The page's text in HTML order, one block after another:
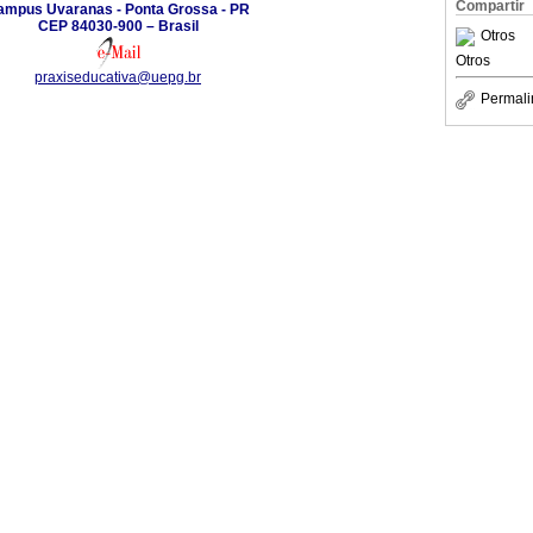
Compartir
Otros
Otros
Uvaranas - Ponta Grossa - PR
CEP 84030-900 – Brasil
praxiseducativa@uepg.br